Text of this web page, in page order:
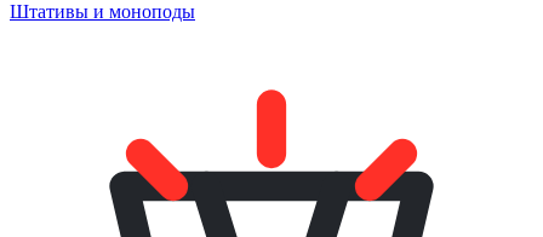
Штативы и моноподы